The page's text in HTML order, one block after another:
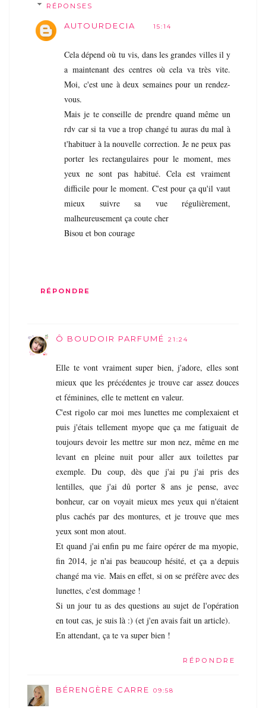
RÉPONSES
AUTOURDECIA 15:14
Cela dépend où tu vis, dans les grandes villes il y
a maintenant des centres où cela va très vite.
Moi, c'est une à deux semaines pour un rendez-
vous.
Mais je te conseille de prendre quand même un
rdv car si ta vue a trop changé tu auras du mal à
t'habituer à la nouvelle correction. Je ne peux pas
porter les rectangulaires pour le moment, mes
yeux ne sont pas habitué. Cela est vraiment
difficile pour le moment. C'est pour ça qu'il vaut
mieux suivre sa vue régulièrement,
malheureusement ça coute cher
Bisou et bon courage
RÉPONDRE
Ô BOUDOIR PARFUMÉ 21:24
Elle te vont vraiment super bien, j'adore, elles sont
mieux que les précédentes je trouve car assez douces
et féminines, elle te mettent en valeur.
C'est rigolo car moi mes lunettes me complexaient et
puis j'étais tellement myope que ça me fatiguait de
toujours devoir les mettre sur mon nez, même en me
levant en pleine nuit pour aller aux toilettes par
exemple. Du coup, dès que j'ai pu j'ai pris des
lentilles, que j'ai dû porter 8 ans je pense, avec
bonheur, car on voyait mieux mes yeux qui n'étaient
plus cachés par des montures, et je trouve que mes
yeux sont mon atout.
Et quand j'ai enfin pu me faire opérer de ma myopie,
fin 2014, je n'ai pas beaucoup hésité, et ça a depuis
changé ma vie. Mais en effet, si on se préfère avec des
lunettes, c'est dommage !
Si un jour tu as des questions au sujet de l'opération
en tout cas, je suis là :) (et j'en avais fait un article).
En attendant, ça te va super bien !
RÉPONDRE
BÉRENGÈRE CARRE 09:58